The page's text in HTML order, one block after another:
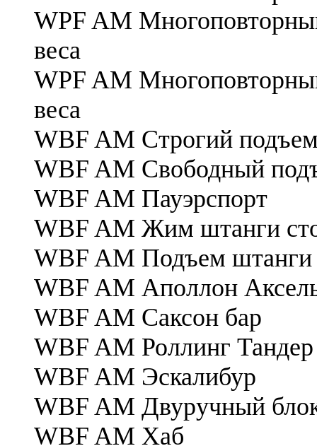
WPF AM
веса
WPF AM
веса
WBF AM Cтрогий
WBF AM Cвободный
WBF AM Пауэрспорт
WBF AM Жим штанги
WBF AM Подъем штанги
WBF AM Аполлон
WBF AM Саксон бар
WBF AM Роллинг Тандер
WBF AM Эскалибур
WBF AM Двуручный
WBF AM Хаб